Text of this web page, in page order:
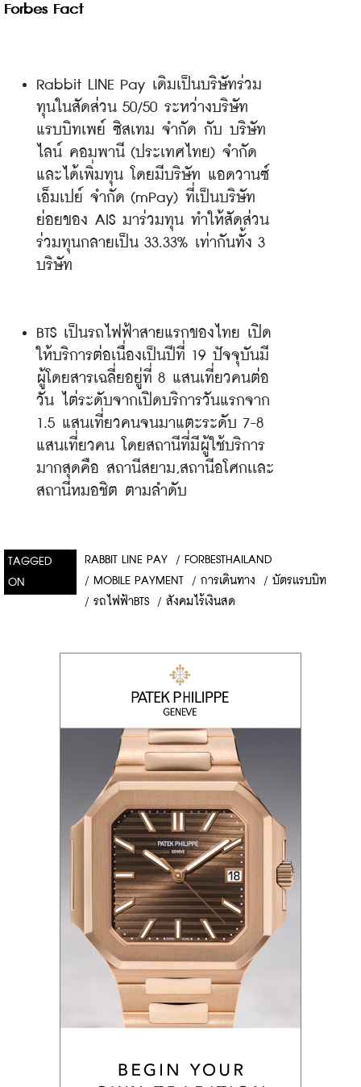
Forbes Fact
Rabbit LINE Pay เดิมเป็นบริษัทร่วม
ทุนในสัดส่วน 50/50 ระหว่างบริษัท
แรบบิทเพย์ ซิสเทม จำกัด กับ บริษัท
ไลน์ คอมพานี (ประเทศไทย) จำกัด
และได้เพิ่มทุน โดยมีบริษัท แอดวานซ์
เอ็มเปย์ จำกัด (mPay) ที่เป็นบริษัท
ย่อยของ AIS มาร่วมทุน ทำให้สัดส่วน
ร่วมทุนกลายเป็น 33.33% เท่ากันทั้ง 3
บริษัท
BTS เป็นรถไฟฟ้าสายแรกของไทย เปิด
ให้บริการต่อเนื่องเป็นปีที่ 19 ปัจจุบันมี
ผู้โดยสารเฉลี่ยอยู่ที่ 8 แสนเที่ยวคนต่อ
วัน ไต่ระดับจากเปิดบริการวันแรกจาก
1.5 แสนเที่ยวคนจนมาแตะระดับ 7-8
แสนเที่ยวคน โดยสถานีที่มีผู้ใช้บริการ
มากสุดคือ สถานีสยาม,สถานีอโศกเเละ
สถานีหมอชิต ตามลำดับ
TAGGED
ON
RABBIT LINE PAY / FORBESTHAILAND
/ MOBILE PAYMENT / การเดินทาง / บัตรเเรบบิท
/ รถไฟฟ้าBTS / สังคมไร้เงินสด